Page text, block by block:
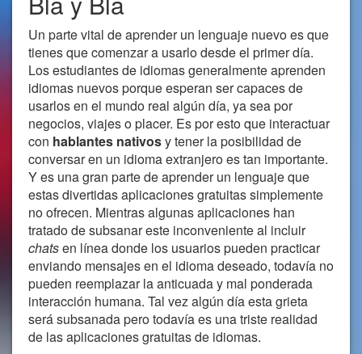
Un parte vital de aprender un lenguaje nuevo es que
tienes que comenzar a usarlo desde el primer día.
Los estudiantes de idiomas generalmente aprenden
idiomas nuevos porque esperan ser capaces de
usarlos en el mundo real algún día, ya sea por
negocios, viajes o placer. Es por esto que interactuar
con hablantes nativosy tener la posibilidad de
conversar en un idioma extranjero es tan importante.
Y es una gran parte de aprender un lenguaje que
estas divertidas aplicaciones gratuitas simplemente
no ofrecen. Mientras algunas aplicaciones han
tratado de subsanar este inconveniente al incluir
chatsen línea donde los usuarios pueden practicar
enviando mensajes en el idioma deseado, todavía no
pueden reemplazar la anticuada y mal ponderada
interacción humana. Tal vez algún día esta grieta
será subsanada pero todavía es una triste realidad
de las aplicaciones gratuitas de idiomas.